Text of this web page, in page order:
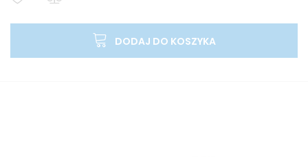
DODAJ DO KOSZYKA